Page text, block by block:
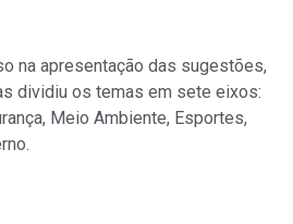
na apresentação das sugestões,
dividiu os temas em sete eixos:
Meio Ambiente, Esportes,